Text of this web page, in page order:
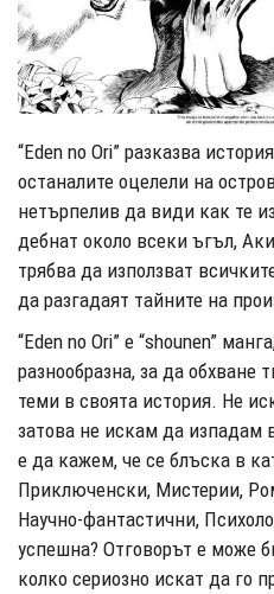
“Eden no Ori” разказва
останалите оцелели на
нетърпелив да види как те
дебнат около всеки ъгъл,
трябва да използват
да разгадаят тайните на
“Eden no Ori” е “shounen”
разнообразна, за да обхване
теми в своята история. Не
затова не искам да изпадам
е да кажем, че се блъска в
Приключенски, Мистерии,
Научно-фантастични,
успешна? Отговорът е може
колко сериозно искат да го